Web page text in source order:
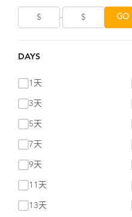
- GO
DAYS
1天
3天
5天
7天
9天
11天
13天